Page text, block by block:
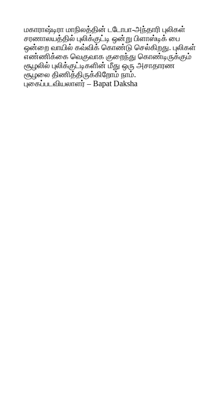
மகாராஷ்டிரா மாநிலத்தின் டடோபா-அந்தாரி புலிகள்
சரணாலயத்தில் புலிக்குட்டி ஒன்று பிளாஸ்டிக் பை
ஒன்றை வாயில் கவ்விக் கொண்டு செல்கிறது. புலிகள்
எண்ணிக்கை வெகுவாக குறைந்து கொண்டிருக்கும்
சூழலில் புலிக்குட்டிகளின் மீது ஒரு அசாதாரண
சூழலை திணித்திருக்கிறோம் நாம்.
புகைப்படவியலாளர் – Bapat Daksha